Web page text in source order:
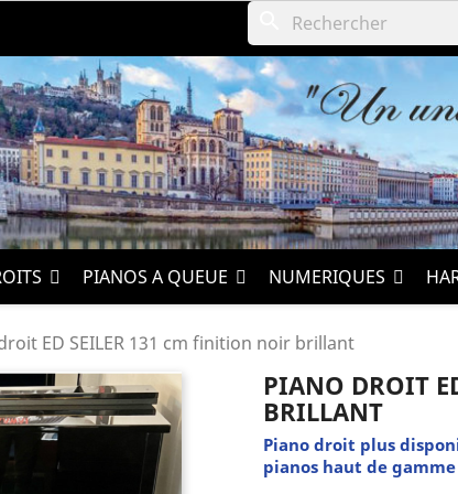
PIANOS A QUEUE NUMERIQUES
ED SEILER 131 cm finition noir brillant
PIANO DROIT
BRILLANT
Piano droit plus
pianos haut de